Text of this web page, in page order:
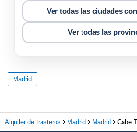
Ver todas las ciudades
Ver todas las
Madrid
Alquiler de trasteros Madrid Madrid Cabe